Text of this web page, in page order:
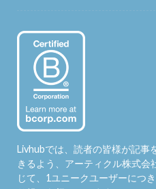
Livhubでは、読者の皆様が記事
きるよう、アーティクル株式会
じて、1ユニークユーザーにつ